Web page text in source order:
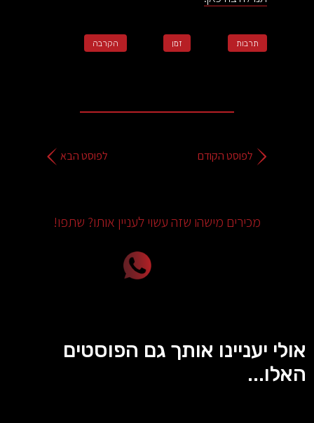
תרבות זמן הקרבה
לפוסט הקודם לפוסט הבא
מכירים מישהו שזה עשוי לעניין אותו? שתפו!
אולי יעניינו אותך גם הפוסטים
האלו...